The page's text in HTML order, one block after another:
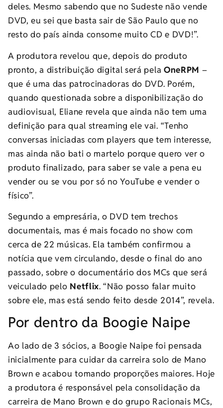
deles. Mesmo sabendo que no Sudeste não vende
DVD, eu sei que basta sair de São Paulo que no
resto do país ainda consome muito CD e DVD!”.
A produtora revelou que, depois do produto
pronto, a distribuição digital será pela OneRPM –
que é uma das patrocinadoras do DVD. Porém,
quando questionada sobre a disponibilização do
audiovisual, Eliane revela que ainda não tem uma
definição para qual streaming ele vai. “Tenho
conversas iniciadas com players que tem interesse,
mas ainda não bati o martelo porque quero ver o
produto finalizado, para saber se vale a pena eu
vender ou se vou por só no YouTube e vender o
físico”.
Segundo a empresária, o DVD tem trechos
documentais, mas é mais focado no show com
cerca de 22 músicas. Ela também confirmou a
notícia que vem circulando, desde o final do ano
passado, sobre o documentário dos MCs que será
veiculado pelo Netflix. “Não posso falar muito
sobre ele, mas está sendo feito desde 2014”, revela.
Por dentro da Boogie Naipe
Ao lado de 3 sócios, a Boogie Naipe foi pensada
inicialmente para cuidar da carreira solo de Mano
Brown e acabou tomando proporções maiores. Hoje
a produtora é responsável pela consolidação da
carreira de Mano Brown e do grupo Racionais MCs,